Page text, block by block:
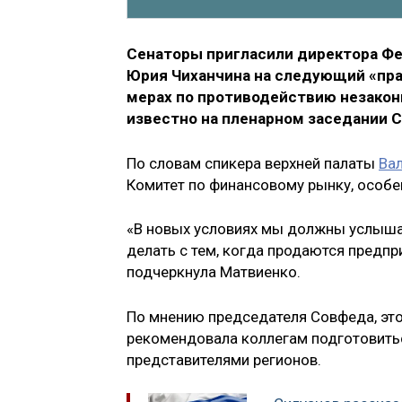
Сенаторы пригласили директора
Юрия Чиханчина на следующий
мерах по противодействию
известно на пленарном заседании
По словам спикера верхней палаты
Комитет по финансовому рынку,
«В новых условиях мы должны
делать с тем, когда продаются
подчеркнула Матвиенко.
По мнению председателя Совфеда,
рекомендовала коллегам
представителями регионов.